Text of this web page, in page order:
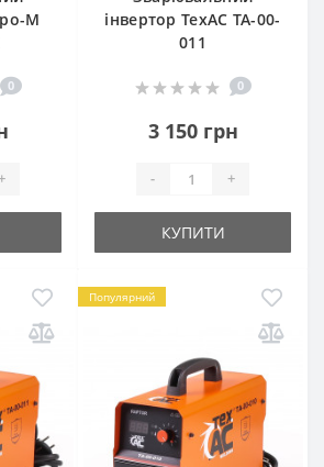
М
0
інвертор TexАС ТА-00-
011
0
3 150 грн
- +
КУПИТИ
Популярний